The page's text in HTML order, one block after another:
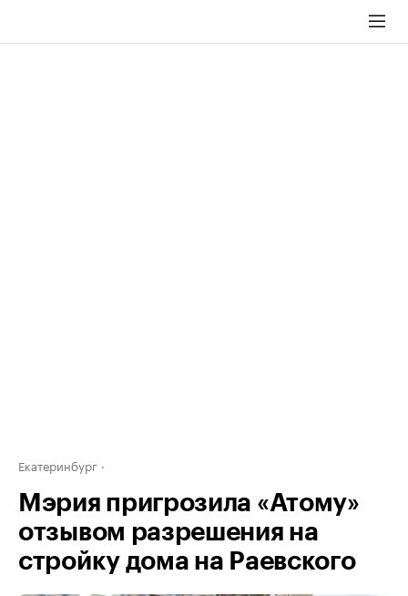
Екатеринбург
Мэрия пригрозила «Атому»
отзывом разрешения на
стройку дома на Раевского